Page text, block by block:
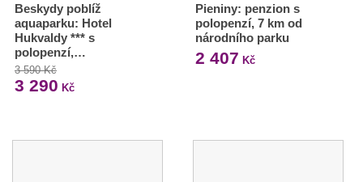
Beskydy poblíž
aquaparku: Hotel
Hukvaldy *** s
polopenzí,…
3 590 Kč
3 290 Kč
Pieniny: penzion s
polopenzí, 7 km od
národního parku
2 407 Kč